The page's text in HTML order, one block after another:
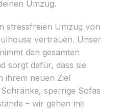
Umzug.
stressfreien Umzug von
vertrauen. Unser
den gesamten
sorgt dafür, dass sie
ihrem neuen Ziel
sperrige Sofas
– wir gehen mit